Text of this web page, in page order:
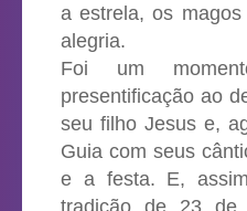
a estrela, os
alegria.
Foi um
presentificação ao
seu filho Jesus e,
Guia com seus
e a festa. E,
tradição de 23